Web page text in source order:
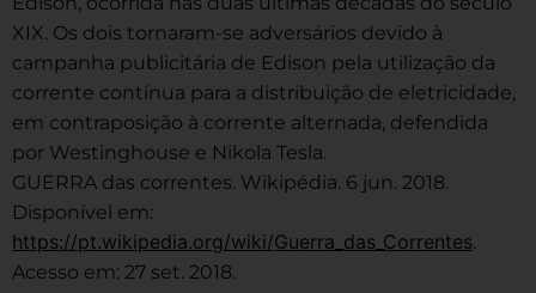
XIX. Os dois tornaram-se adversários devido à
campanha publicitária de Edison pela utilização da
corrente contínua para a distribuição de eletricidade,
em contraposição à corrente alternada, defendida
por Westinghouse e Nikola Tesla.
GUERRA das correntes. Wikipédia. 6 jun. 2018.
Disponível em:
https://pt.wikipedia.org/wiki/Guerra_das_Correntes.
Acesso em: 27 set. 2018.